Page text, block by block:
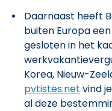
Daarnaast heeft
buiten Europa
gesloten in het
Korea, Nieuw-
pvtistes.net vind
al deze